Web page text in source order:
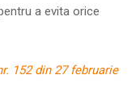
a evita orice
152 din 27 februarie